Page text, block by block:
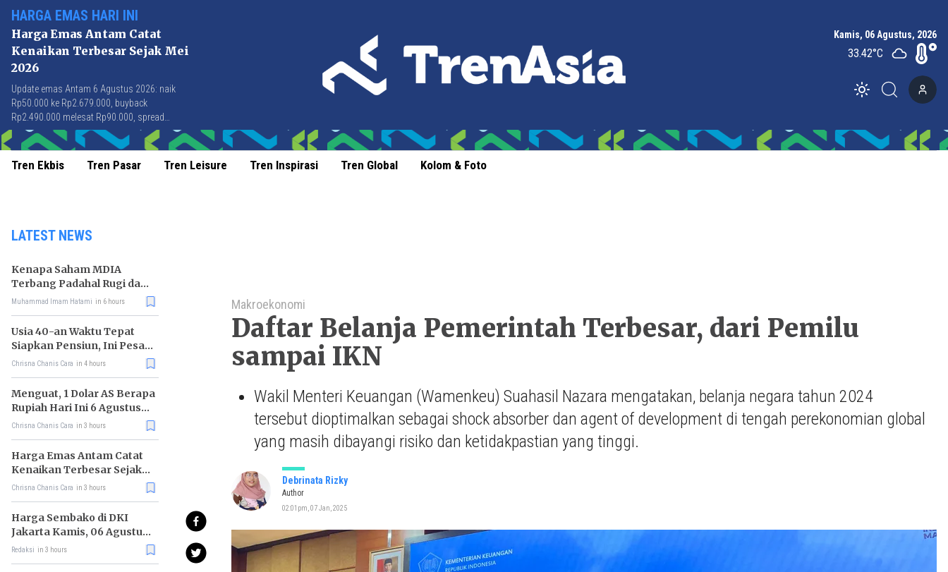
HARGA EMAS HARI INI
Harga Emas Antam Catat
Kenaikan Terbesar Sejak Mei
2026
Update emas Antam 6 Agustus 2026: naik
Rp50.000 ke Rp2.679.000, buyback
Rp2.490.000 melesat Rp90.000, spread
Rp189.000 tersempit sejak awal April 2026.
Kamis, 06 Agustus, 2026
33.42°C
Toggle theme
Tren Ekbis Tren Pasar Tren Leisure Tren Inspirasi Tren Global Kolom & Foto
LATEST NEWS
Kenapa Saham MDIA
Terbang Padahal Rugi dan
Terlilit Utang?
Muhammad Imam Hatami in 6 hours
Usia 40-an Waktu Tepat
Siapkan Pensiun, Ini Pesan
Rhenald Kasali
Chrisna Chanis Cara in 4 hours
Menguat, 1 Dolar AS Berapa
Rupiah Hari Ini 6 Agustus
2026?
Chrisna Chanis Cara in 3 hours
Harga Emas Antam Catat
Kenaikan Terbesar Sejak
Mei 2026
Chrisna Chanis Cara in 3 hours
Harga Sembako di DKI
Jakarta Kamis, 06 Agustus
2026, Daging Kambing
Redaksi in 3 hours
Makroekonomi
Daftar Belanja Pemerintah Terbesar, dari Pemilu
sampai IKN
Wakil Menteri Keuangan (Wamenkeu) Suahasil Nazara mengatakan, belanja negara tahun 2024
tersebut dioptimalkan sebagai shock absorber dan agent of development di tengah perekonomian global
yang masih dibayangi risiko dan ketidakpastian yang tinggi.
Debrinata Rizky
Author
02:01pm, 07 Jan, 2025